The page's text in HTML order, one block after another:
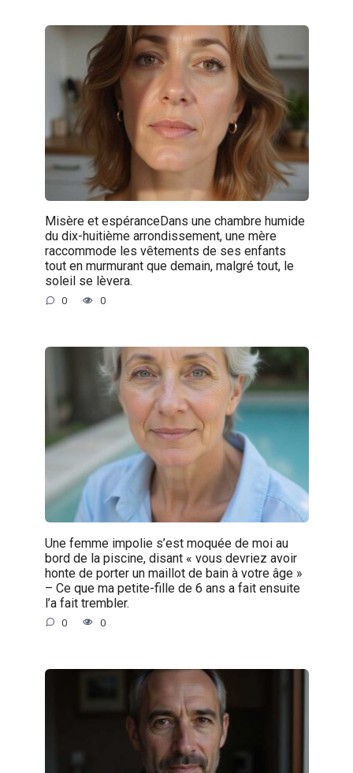
Misère et espéranceDans une chambre humide
du dix-huitième arrondissement, une mère
raccommode les vêtements de ses enfants
tout en murmurant que demain, malgré tout, le
soleil se lèvera.
0 0
Une femme impolie s’est moquée de moi au
bord de la piscine, disant « vous devriez avoir
honte de porter un maillot de bain à votre âge »
– Ce que ma petite-fille de 6 ans a fait ensuite
l’a fait trembler.
0 0